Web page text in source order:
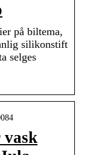
på biltema,
silikonstift
selges